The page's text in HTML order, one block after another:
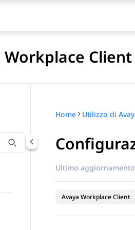
di navigazione per titolo
Home
Ultimo
Avaya Workplace Client